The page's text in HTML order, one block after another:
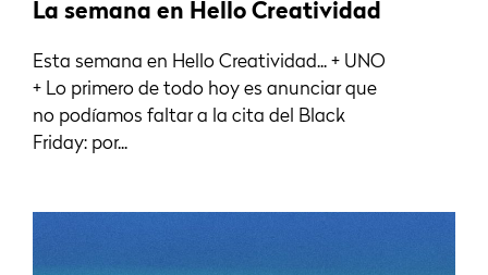
La semana en Hello Creatividad
Esta semana en Hello Creatividad... + UNO
+ Lo primero de todo hoy es anunciar que
no podíamos faltar a la cita del Black
Friday: por...